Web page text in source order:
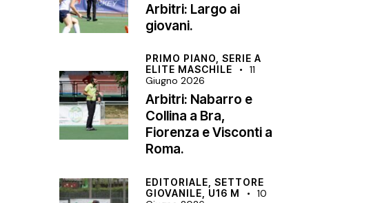
Arbitri: Largo ai
giovani.
PRIMO PIANO,SERIE A
ELITE MASCHILE
11
Giugno 2026
Arbitri: Nabarro e
Collina a Bra,
Fiorenza e Visconti a
Roma.
EDITORIALE,SETTORE
GIOVANILE, U16 M
10